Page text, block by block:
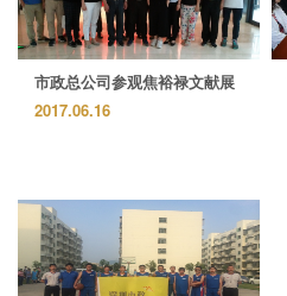
市政总公司参观焦裕禄文献展
2017.06.16